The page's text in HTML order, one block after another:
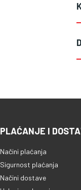
PLAĆANJE I
Načini plaćanja
Sigurnost plaćanja
Načini dostave